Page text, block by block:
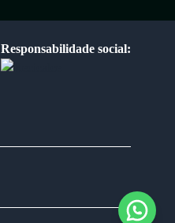
Responsabilidade social: